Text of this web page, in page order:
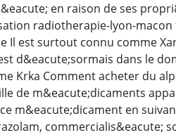
en raison de ses
radiotherapie-lyon-
Il est surtout connu comme
d&eacute;sormais dans le
Krka Comment acheter du
de m&eacute;dicaments
m&eacute;dicament en
commercialis&eacute;